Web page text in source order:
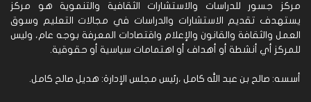
مركز جسور للدراسات والاستشارات الثقافية والتنموية هو مركز
يستهدف تقديم الاستشارات والدراسات في مجالات التعليم وسوق
العمل والثقافة والقانون والإعلام واقتصادات المعرفة بوجه عام، وليس
للمركز أي أنشطة أو أهداف أو اهتمامات سياسية أو حقوقية.
أسسه: صالح بن عبد الله كامل ،رئيس مجلس الإدارة: هديل صالح كامل.